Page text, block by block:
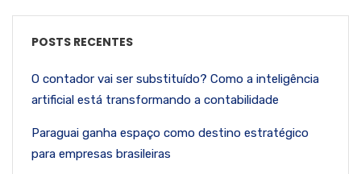
POSTS RECENTES
O contador vai ser substituído? Como a inteligência
artificial está transformando a contabilidade
Paraguai ganha espaço como destino estratégico
para empresas brasileiras